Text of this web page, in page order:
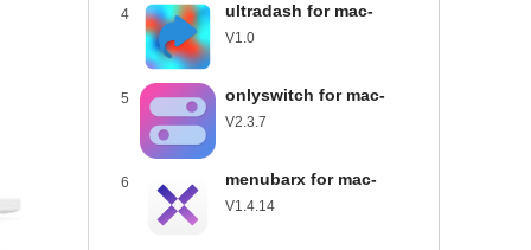
4
ultradash for mac-
ultradash mac版下载
V1.0
5
onlyswitch for mac-
onlyswitch mac版下载
V2.3.7
6
menubarx for mac-
menubarx mac版下载
V1.4.14